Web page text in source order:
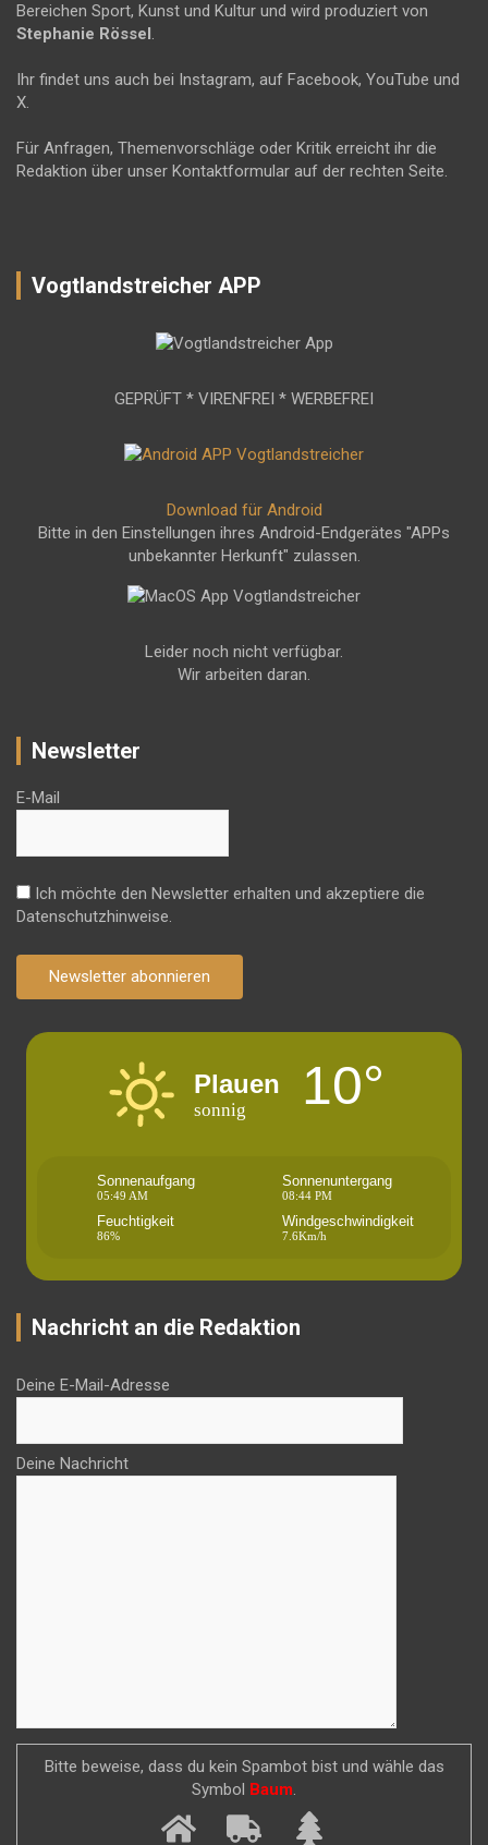
Bereichen Sport, Kunst und Kultur und wird produziert von
Stephanie Rössel .
Ihr findet uns auch bei Instagram, auf Facebook, YouTube und
X.
Für Anfragen, Themenvorschläge oder Kritik erreicht ihr die
Redaktion über unser Kontaktformular auf der rechten Seite.
Vogtlandstreicher APP
GEPRÜFT * VIRENFREI * WERBEFREI
Download für Android
Bitte in den Einstellungen ihres Android-Endgerätes "APPs
unbekannter Herkunft" zulassen.
Leider noch nicht verfügbar.
Wir arbeiten daran.
Newsletter
E-Mail
Ich möchte den Newsletter erhalten und akzeptiere die
Datenschutzhinweise.
Newsletter abonnieren
Plauen
sonnig 10°
Sonnenaufgang
05:49 AM
Sonnenuntergang
08:44 PM
Feuchtigkeit
86%
Windgeschwindigkeit
7.6Km/h
Nachricht an die Redaktion
Deine E-Mail-Adresse
Deine Nachricht
Bitte beweise, dass du kein Spambot bist und wähle das
Symbol
Baum.